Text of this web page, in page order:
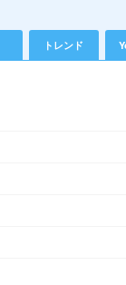
トレンド